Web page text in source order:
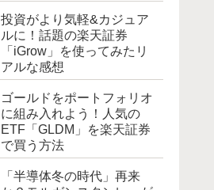
投資がより気軽&カジュア
ルに！話題の楽天証券
「iGrow」を使ってみたリ
アルな感想
ゴールドをポートフォリオ
に組み入れよう！人気の
ETF「GLDM」を楽天証券
で買う方法
「半導体冬の時代」再来